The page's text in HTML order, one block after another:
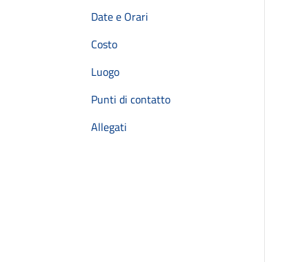
Date e Orari
Costo
Luogo
Punti di contatto
Allegati